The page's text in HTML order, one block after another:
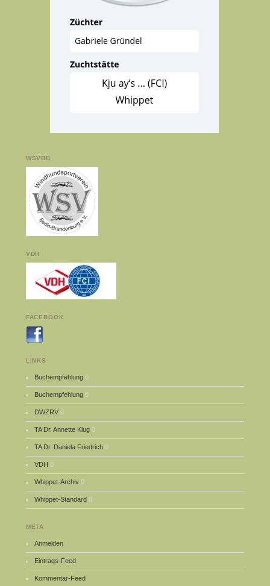
WSVBB
VDH
FACEBOOK
LINKS
Buchempfehlung 0
Buchempfehlung 0
DWZRV 0
TA Dr. Annette Klug 0
TA Dr. Daniela Friedrich 0
VDH 0
Whippet-Archiv 0
Whippet-Standard 0
META
Anmelden
Eintrags-Feed
Kommentar-Feed